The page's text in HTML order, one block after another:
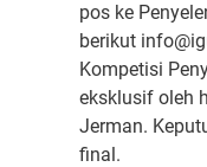
pos ke
berikut
Kompetisi
eksklusif oleh
Jerman.
final.